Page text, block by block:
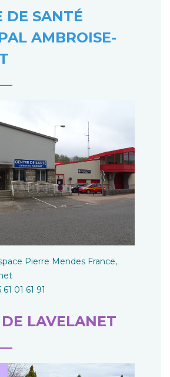
DE SANTÉ
AMBROISE-
Pierre Mendes France,
01 61 91
LAVELANET